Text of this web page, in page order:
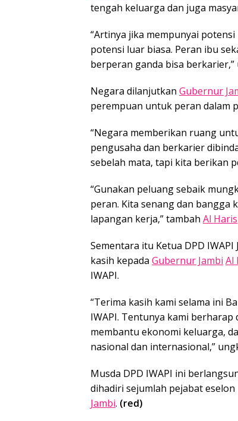
tengah keluarga dan juga
“Artinya jika mempunyai
potensi luar biasa. Peran ibu
berperan ganda bisa berkarier,”
Negara dilanjutkan Gubernur
perempuan untuk peran dalam
“Negara memberikan ruang
pengusaha dan berkarier
sebelah mata, tapi kita berikan
“Gunakan peluang sebaik
peran. Kita senang dan bangga
lapangan kerja,” tambah Al Haris
Sementara itu Ketua DPD
kasih kepada Gubernur Jambi Al
IWAPI.
“Terima kasih kami selama ini
IWAPI. Tentunya kami
membantu ekonomi keluarga,
nasional dan internasional,”
Musda DPD IWAPI ini
dihadiri sejumlah pejabat eselon
Jambi. (red)